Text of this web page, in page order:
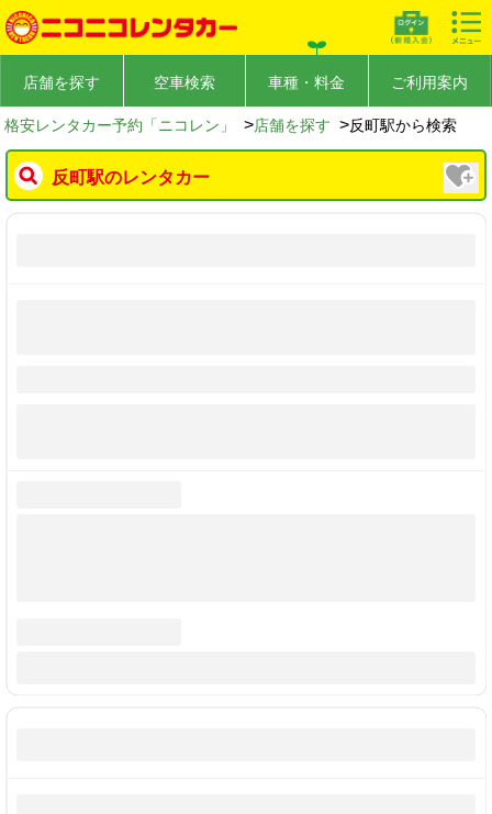
店舗を探す 空車検索 車種・料金 ご利用案内
格安レンタカー予約「ニコレン」 >店舗を探す >反町駅から検索
反町駅のレンタカー